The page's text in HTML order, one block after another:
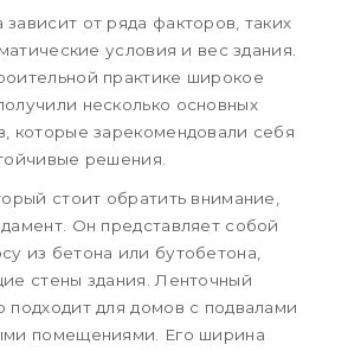
от ряда факторов, таких
условия и вес здания.
практике широкое
несколько основных
которые зарекомендовали себя
решения.
стоит обратить внимание,
Он представляет собой
из бетона или бутобетона,
стены здания. Ленточный
подходит для домов с подвалами
помещениями. Его ширина